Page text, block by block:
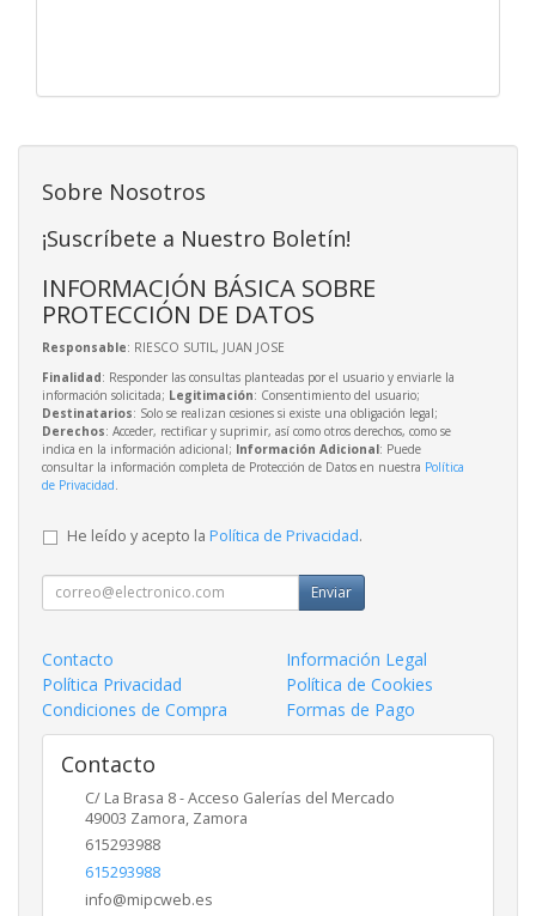
Sobre Nosotros
¡Suscríbete a Nuestro Boletín!
INFORMACIÓN BÁSICA SOBRE
PROTECCIÓN DE DATOS
Responsable: RIESCO SUTIL, JUAN JOSE
Finalidad: Responder las consultas planteadas por el usuario y enviarle la
información solicitada; Legitimación: Consentimiento del usuario;
Destinatarios: Solo se realizan cesiones si existe una obligación legal;
Derechos: Acceder, rectificar y suprimir, así como otros derechos, como se
indica en la información adicional; Información Adicional: Puede
consultar la información completa de Protección de Datos en nuestra Política
de Privacidad
He leído y acepto la Política de Privacidad.
Enviar
Contacto
Información Legal
Política Privacidad
Política de Cookies
Condiciones de Compra
Formas de Pago
Contacto
C/ La Brasa 8 - Acceso Galerías del Mercado
49003 Zamora, Zamora
615293988
615293988
info@mipcweb.es